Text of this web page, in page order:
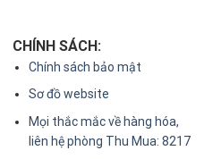
CHÍNH SÁCH:
Chính sách bảo mật
Sơ đồ website
Mọi thắc mắc về hàng hóa,
liên hệ phòng Thu Mua: 8217